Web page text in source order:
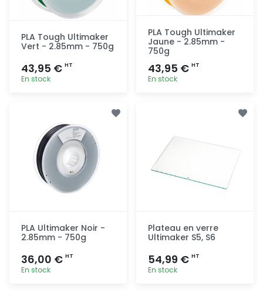
PLA Tough Ultimaker
Vert - 2.85mm - 750g
43,95 € HT
En stock
PLA Tough Ultimaker
Jaune - 2.85mm -
750g
43,95 € HT
En stock
PLA Ultimaker Noir -
2.85mm - 750g
36,00 € HT
En stock
Plateau en verre
Ultimaker S5, S6
54,99 € HT
En stock